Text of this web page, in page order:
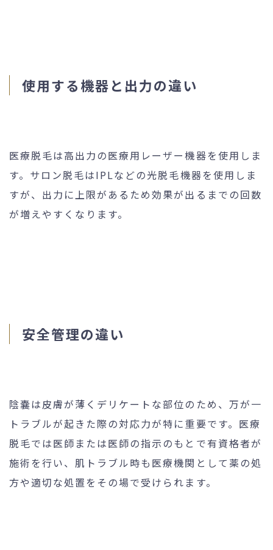
使用する機器と出力の違い
医療脱毛は高出力の医療用レーザー機器を使用しま
す。サロン脱毛はIPLなどの光脱毛機器を使用しま
すが、出力に上限があるため効果が出るまでの回数
が増えやすくなります。
安全管理の違い
陰嚢は皮膚が薄くデリケートな部位のため、万が一
トラブルが起きた際の対応力が特に重要です。医療
脱毛では医師または医師の指示のもとで有資格者が
施術を行い、肌トラブル時も医療機関として薬の処
方や適切な処置をその場で受けられます。